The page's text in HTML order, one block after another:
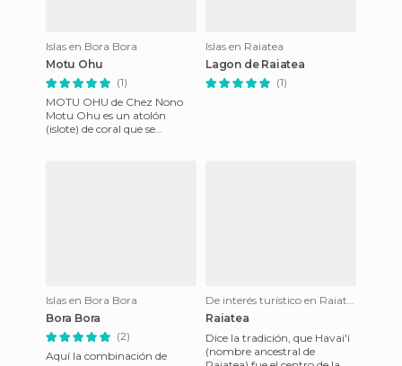
Islas en Bora Bora
Motu Ohu
(1)
MOTU OHU de Chez Nono
Motu Ohu es un atolón
(islote) de coral que se
Islas en Raiatea
Lagon de Raiatea
(1)
Islas en Bora Bora
Bora Bora
(2)
Aquí la combinación de
De interés turístico en Raiatea
Raiatea
Dice la tradición, que Havai'i
(nombre ancestral de